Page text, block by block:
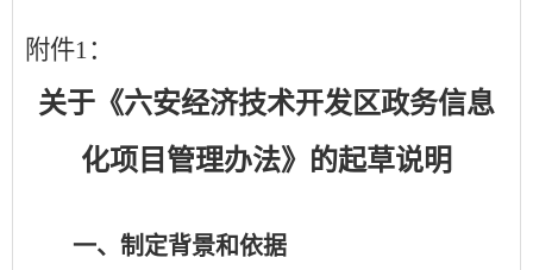
附件1：
关于《六安经济技术开发区政务信息
化项目管理办法》的起草说明
一、制定背景和依据